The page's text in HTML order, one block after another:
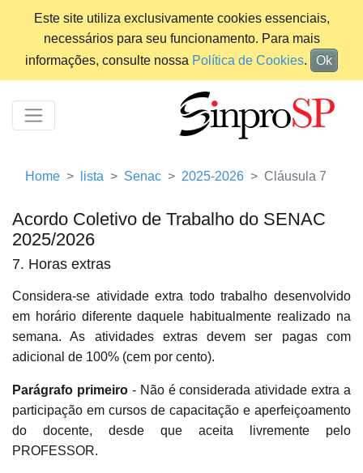
Este site utiliza exclusivamente cookies essenciais,
necessários para seu funcionamento. Para mais
informações, consulte nossa Política de Cookies. Ok
Home lista Senac 2025-2026 Cláusula 7
Acordo Coletivo de Trabalho do SENAC
2025/2026
7. Horas extras
Considera-se atividade extra todo trabalho desenvolvido
em horário diferente daquele habitualmente realizado na
semana. As atividades extras devem ser pagas com
adicional de 100% (cem por cento).
Parágrafo primeiro - Não é considerada atividade extra a
participação em cursos de capacitação e aperfeiçoamento
do docente, desde que aceita livremente pelo
PROFESSOR.